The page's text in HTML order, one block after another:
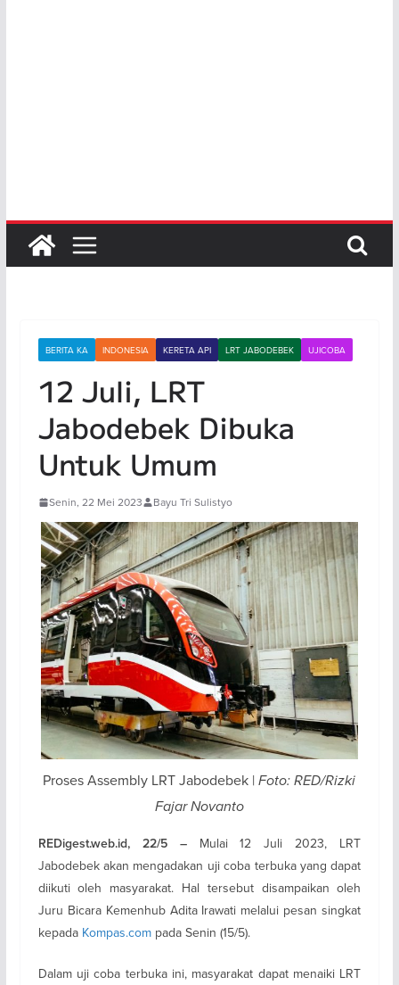
BERITA KA INDONESIA KERETA API LRT JABODEBEK UJICOBA
12 Juli, LRT
Jabodebek Dibuka
Untuk Umum
Senin, 22 Mei 2023 Bayu Tri Sulistyo
Proses Assembly LRT Jabodebek |Foto: RED/Rizki
Fajar Novanto
REDigest.web.id, 22/5 – Mulai 12 Juli 2023, LRT
Jabodebek akan mengadakan uji coba terbuka yang dapat
diikuti oleh masyarakat. Hal tersebut disampaikan oleh
Juru Bicara Kemenhub Adita Irawati melalui pesan singkat
kepada Kompas.compada Senin (15/5).
Dalam uji coba terbuka ini, masyarakat dapat menaiki LRT